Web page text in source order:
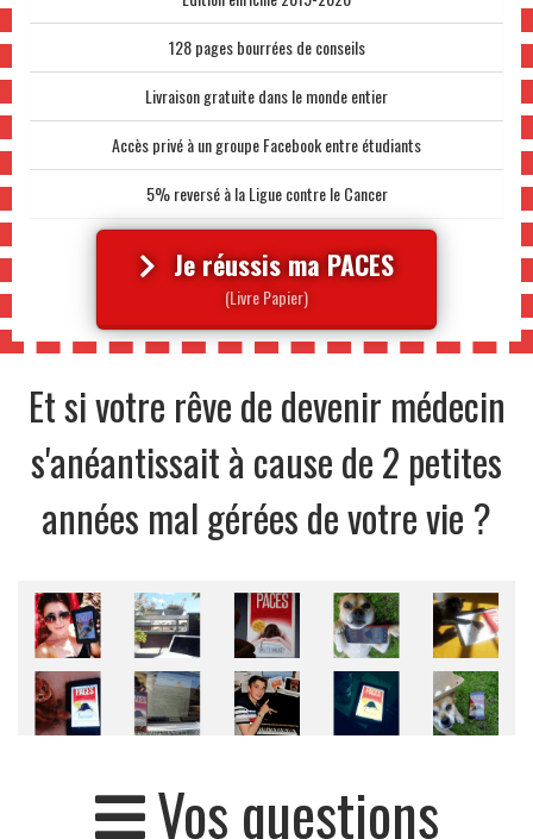
128 pages bourrées de conseils
Livraison gratuite dans le monde entier
Accès privé à un groupe Facebook entre étudiants
5% reversé à la Ligue contre le Cancer
Je réussis ma PACES
(Livre Papier)
Et si votre rêve de devenir médecin
s'anéantissait à cause de 2 petites
années mal gérées de votre vie ?
Vos questions